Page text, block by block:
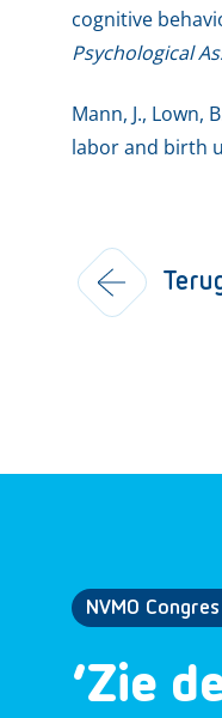
cognitive
Psychological
Mann, J., Lown,
labor and birth
NVMO
‘Zie